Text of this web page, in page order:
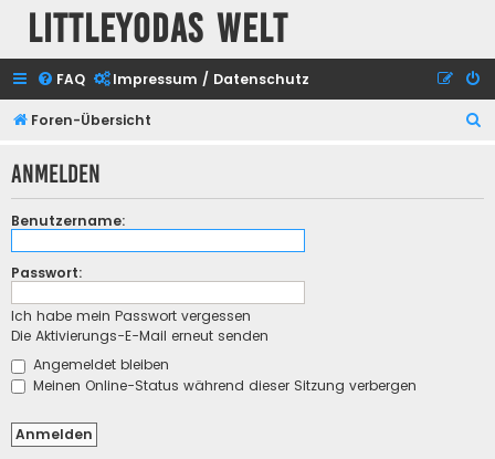
Littleyodas Welt
FAQ Impressum / Datenschutz
Foren-Übersicht
h
Anmelden
Benutzername:
Passwort:
Ich habe mein Passwort vergessen
Die Aktivierungs-E-Mail erneut senden
Angemeldet bleiben
Meinen Online-Status während dieser Sitzung verbergen